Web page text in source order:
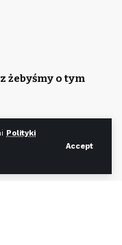
Polityki
Accept
żebyśmy o tym